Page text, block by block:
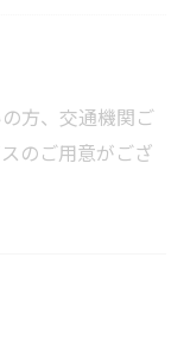
方、交通機関ご
のご用意がござ